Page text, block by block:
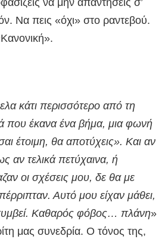
Να πεις «όχι» στο ραντεβού.
κάτι περισσότερο από τη
που έκανα ένα βήμα, μια φωνή
έτοιμη, θα αποτύχεις». Και αν
αν τελικά πετύχαινα, ή
οι σχέσεις μου, δε θα με
Αυτό μου είχαν μάθει,
Καθαρός φόβος… πλάνη»
μας συνεδρία. Ο τόνος της,